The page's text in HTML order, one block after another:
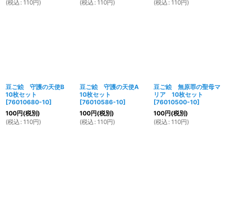
(税込 : 110円)
(税込 : 110円)
(税込 : 110円)
豆ご絵 守護の天使B
10枚セット
[76010680-10]
100円(税別)
(税込 : 110円)
豆ご絵 守護の天使A
10枚セット
[76010586-10]
100円(税別)
(税込 : 110円)
豆ご絵 無原罪の聖母マ
リア 10枚セット
[76010500-10]
100円(税別)
(税込 : 110円)